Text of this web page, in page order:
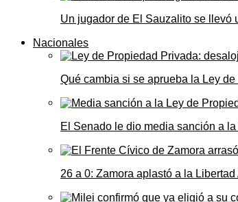
Un jugador de El Sauzalito se llevó
Nacionales
Qué cambia si se aprueba la Ley
El Senado le dio media sanción a
26 a 0: Zamora aplastó a la